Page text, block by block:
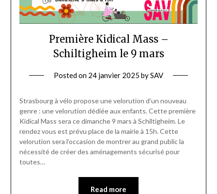
Première Kidical Mass –
Schiltigheim le 9 mars
Posted on 24 janvier 2025 bySAV
Strasbourg à vélo propose une velorution d’un nouveau
genre : une velorution dédiée aux enfants. Cette première
Kidical Mass sera ce dimanche 9 mars à Schiltigheim. Le
rendez vous est prévu place de la mairie à 15h. Cette
velorution sera l’occasion de montrer au grand public la
nécessité de créer des aménagements sécurisé pour
toutes…
Read more